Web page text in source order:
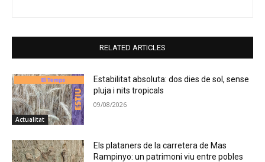
RELATED ARTICLES
Actualitat
Estabilitat absoluta: dos dies de sol, sense
pluja i nits tropicals
09/08/2026
Els plataners de la carretera de Mas
Rampinyo: un patrimoni viu entre pobles